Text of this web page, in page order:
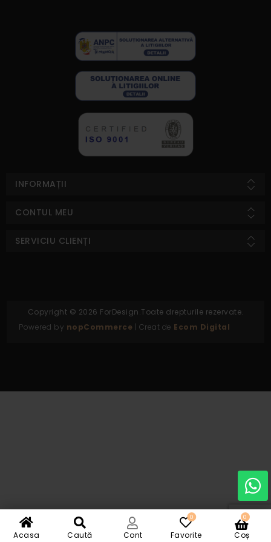
Acasa Caută Cont Favorite
0
Coș
0
INFORMAȚII
CONTUL MEU
SERVICIU CLIENȚI
Copyright © 2026 ForDesign.Toate drepturile rezervate.
Powered by nopCommerce | Creat de Ecom Digital